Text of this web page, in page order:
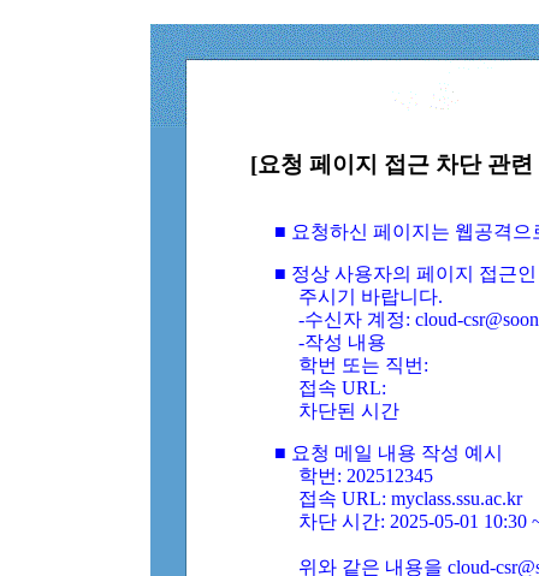
[요청 페이지 접근 차단 관
■ 요청하신 페이지는 웹공격
■ 정상 사용자의 페이지 접근
주시기 바랍니다.
-수신자 계정: cloud-
-작성 내용
학번 또는 직번:
접속 URL:
차단된 시간
■ 요청 메일 내용 작성 예시
학번: 202512345
접속 URL: myclass.ssu.ac.kr
차단 시간: 2025-05-01 10:30
위와 같은 내용을 cloud-